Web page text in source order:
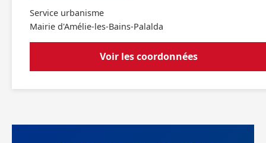
Service urbanisme
Mairie d'Amélie-les-Bains-Palalda
Voir les coordonnées